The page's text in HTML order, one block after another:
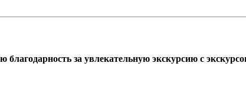
за увлекательную экскурсию с